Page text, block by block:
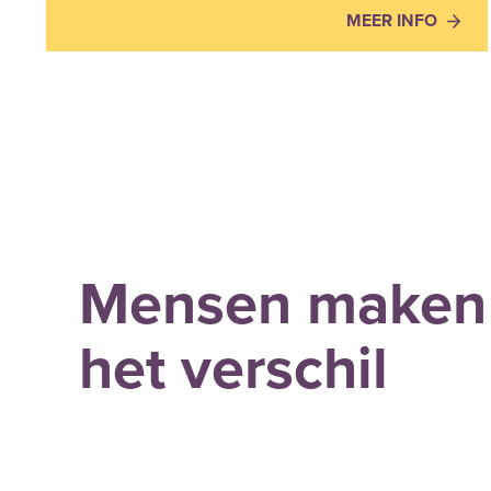
MEER INFO
Mensen maken
het verschil